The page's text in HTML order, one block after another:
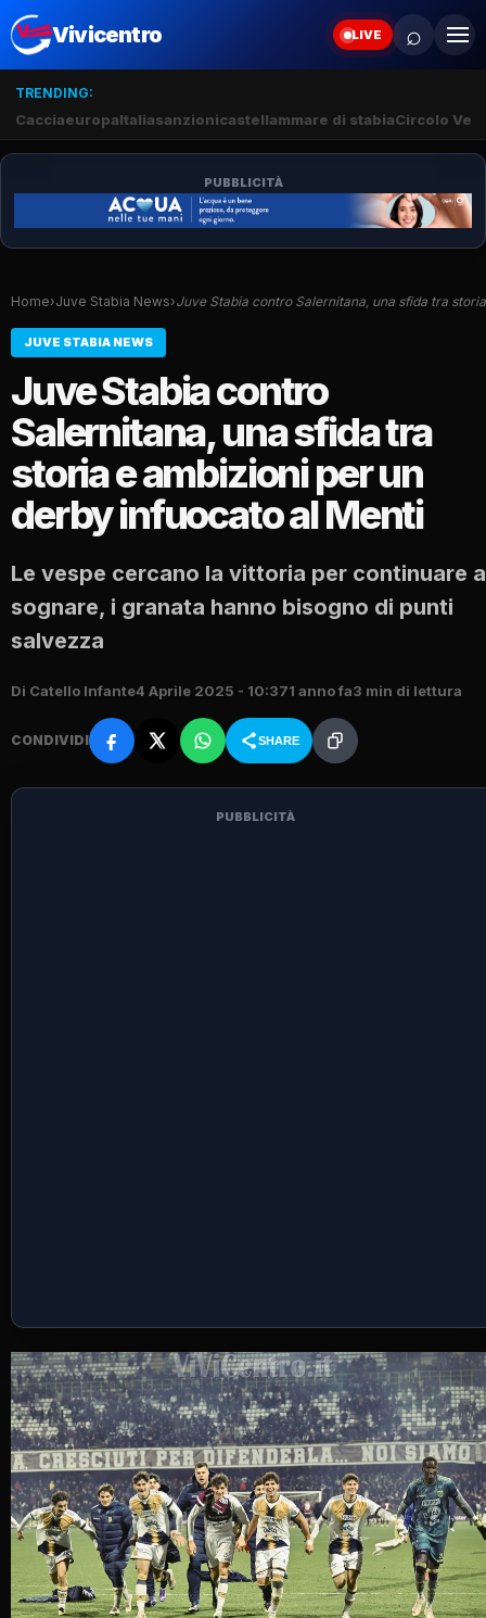
Vivicentro LIVE ⌕
TRENDING:
CacciaeuropaItaliasanzionicastellammare di stabiaCircolo
PUBBLICITÀ
Home›Juve Stabia News›Juve Stabia contro Salernitana, una sfida tra
JUVE STABIA NEWS
Juve Stabia contro
Salernitana, una sfida tra
storia e ambizioni per un
derby infuocato al Menti
Le vespe cercano la vittoria per continuare a
sognare, i granata hanno bisogno di punti
salvezza
Di Catello Infante4 Aprile 2025 - 10:371 anno fa3 min di lettura
CONDIVIDI SHARE
PUBBLICITÀ